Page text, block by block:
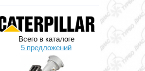
Всего в каталоге
5 предложений